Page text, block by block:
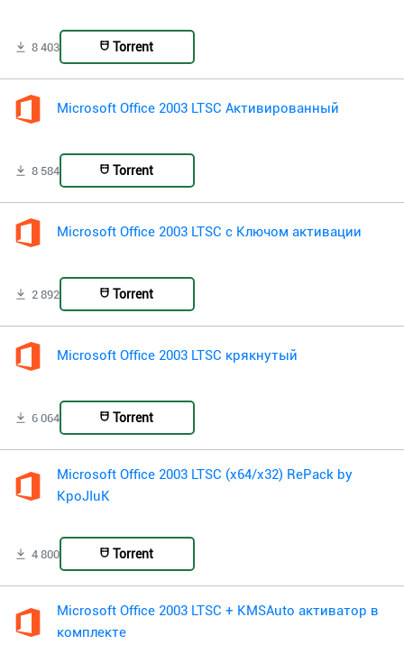
8 403 Torrent
Microsoft Office 2003 LTSC Активированный
8 584 Torrent
Microsoft Office 2003 LTSC с Ключом активации
2 892 Torrent
Microsoft Office 2003 LTSC крякнутый
6 064 Torrent
Microsoft Office 2003 LTSC (x64/x32) RePack by
KpoJIuK
4 800 Torrent
Microsoft Office 2003 LTSC + KMSAuto активатор в
комплекте